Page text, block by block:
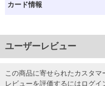
カード情報
ユーザーレビュー
この商品に寄せられたカスタマ
レビューを評価するにはログイ